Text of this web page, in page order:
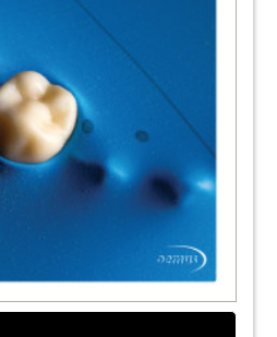
der OEMUS MEDIA AG
liebe Leser,
herzlich
Deutschland GmbH